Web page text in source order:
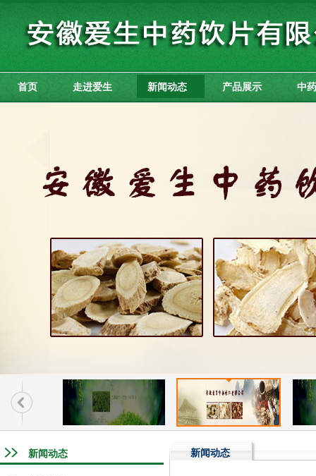
首页 走进爱生 新闻动态 产品展示 中
新闻动态 新闻动态